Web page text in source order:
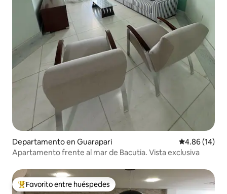
Departamento en Guarapari Calificación
4.86 (14)
Apartamento frente al mar de Bacutia. Vista exclusiva
De los mejores en Favorito entre huéspedes
Favorito entre huéspedes